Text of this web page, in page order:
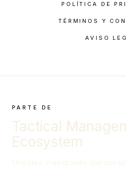
POLÍTICA DE
TÉRMINOS Y
AVISO
PARTE DE
Tactical
Ecosystem